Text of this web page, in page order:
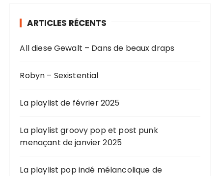
ARTICLES RÉCENTS
All diese Gewalt – Dans de beaux draps
Robyn – Sexistential
La playlist de février 2025
La playlist groovy pop et post punk
menaçant de janvier 2025
La playlist pop indé mélancolique de